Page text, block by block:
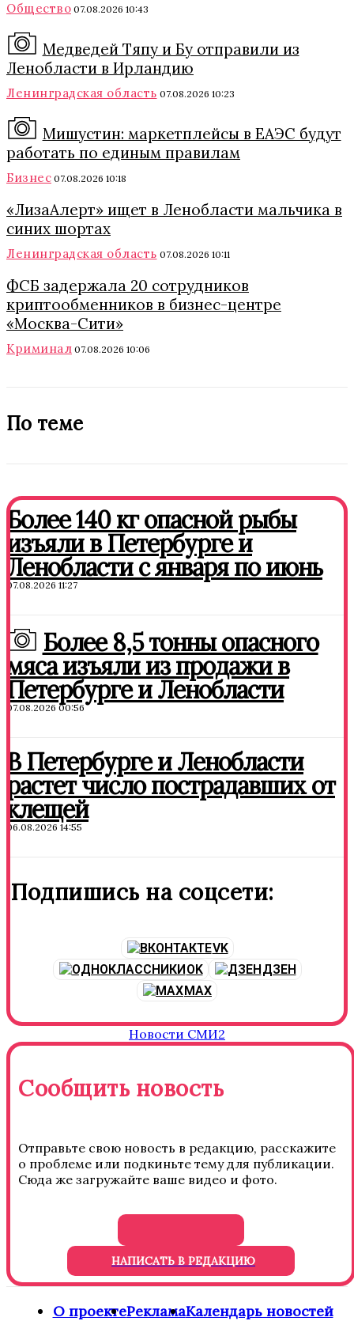
Общество 07.08.2026 10:43
Медведей Тяпу и Бу отправили из
Ленобласти в Ирландию
Ленинградская область 07.08.2026 10:23
Мишустин: маркетплейсы в ЕАЭС будут
работать по единым правилам
Бизнес 07.08.2026 10:18
«ЛизаАлерт» ищет в Ленобласти мальчика в
синих шортах
Ленинградская область 07.08.2026 10:11
ФСБ задержала 20 сотрудников
криптообменников в бизнес-центре
«Москва-Сити»
Криминал 07.08.2026 10:06
По теме
Более 140 кг опасной рыбы
изъяли в Петербурге и
Ленобласти с января по июнь
07.08.2026 11:27
Более 8,5 тонны опасного
мяса изъяли из продажи в
Петербурге и Ленобласти
07.08.2026 00:56
В Петербурге и Ленобласти
растет число пострадавших от
клещей
06.08.2026 14:55
Подпишись на соцсети:
VK
OK
ДЗЕН
MAX
Новости СМИ2
Сообщить новость
Отправьте свою новость в редакцию, расскажите
о проблеме или подкиньте тему для публикации.
Сюда же загружайте ваше видео и фото.
НАПИСАТЬ В РЕДАКЦИЮ
О проектеРекламаКалендарь новостей